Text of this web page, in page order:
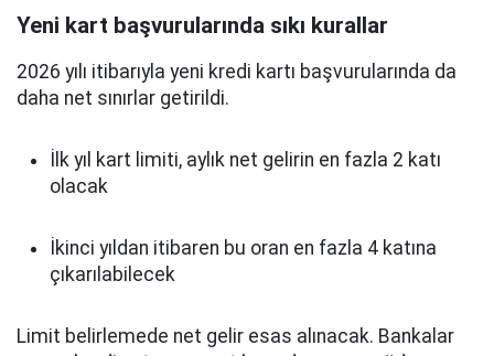
Yeni kart başvurularında sıkı kurallar
2026 yılı itibarıyla yeni kredi kartı başvurularında da
daha net sınırlar getirildi.
İlk yıl kart limiti, aylık net gelirin en fazla 2 katı
olacak
İkinci yıldan itibaren bu oran en fazla 4 katına
çıkarılabilecek
Limit belirlemede net gelir esas alınacak. Bankalar